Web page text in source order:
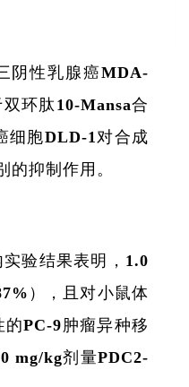
阴性乳腺癌MDA-
环肽10-Mansa合
细胞DLD-1对合成
抑制作用。
验结果表明，1.0
），且对小鼠体
PC-9肿瘤异种移
mg/kg剂量PDC2-